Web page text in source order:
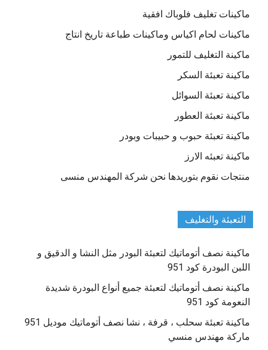
ماكينات تغليف فلوباك افقية
ماكينات لحام اكياس وماكينات طباعة تاريخ انتاج
ماكينة التغليف للتمور
ماكينة تعبئة السكر
ماكينة تعبئة السوائل
ماكينة تعبئة العطور
ماكينة تعبئة حبوب و حبيبات وبودر
ماكينة تعبئه الارز
منتجات نقوم بتوريدها نحن شركة المهندس منسى
التعبئة والتغليف
ماكينة نصف أتوماتيك لتعبئة البودر مثل النشا و الدقيق و
اللبن البودرة كود 951
ماكينة نصف أتوماتيك لتعبئة جميع أنواع البودرة شديدة
النعومة كود 951
ماكينة تعبئة سحلب ، قرفة ، نشا نصف أتوماتيك موديل 951
ماركة مهندس منسي